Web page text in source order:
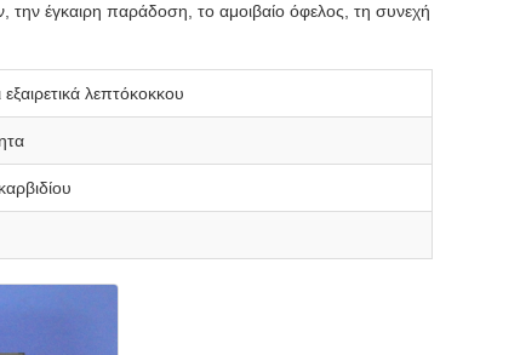
την έγκαιρη παράδοση, το αμοιβαίο όφελος, τη συνεχή
λεπτόκοκκου